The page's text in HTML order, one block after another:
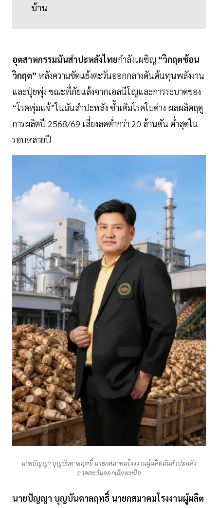
บ้าน
อุตสาหกรรมมันสำปะหลังไทยกำลังเผชิญ “วิกฤตซ้อน
วิกฤต” หลังความขัดแย้งตะวันออกกลางดันต้นทุนพลังงาน
และปุ๋ยพุ่ง ขณะที่ภัยแล้งจากเอลนีโญและการระบาดของ
“โรคพุ่มแจ้”ในมันสำปะหลัง ซ้ำเติมโรคใบด่าง ผลผลิตฤดู
การผลิตปี 2568/69 เสี่ยงลดต่ำกว่า 20 ล้านตัน ต่ำสุดใน
รอบหลายปี
นายปัญญา บุญบันดาลฤทธิ์ นายกสมาคมโรงงานผู้ผลิตมันสำปะหลัง
ภาคตะวันออกเฉียงเหนือ
นายปัญญา บุญบันดาลฤทธิ์ นายกสมาคมโรงงานผู้ผลิต